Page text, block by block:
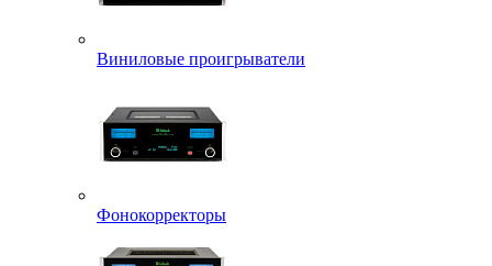
Виниловые проигрыватели
Фонокорректоры